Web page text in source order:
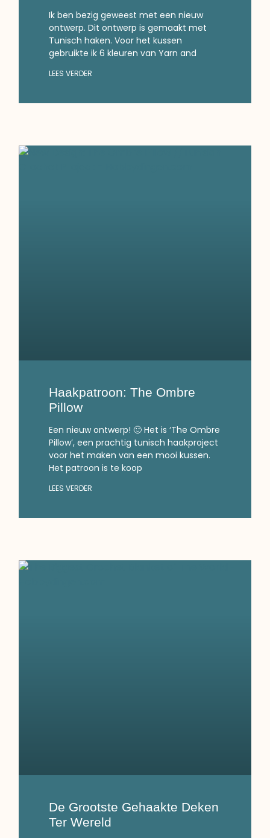
Ik ben bezig geweest met een nieuw
ontwerp. Dit ontwerp is gemaakt met
Tunisch haken. Voor het kussen
gebruikte ik 6 kleuren van Yarn and
LEES VERDER
Haakpatroon: The Ombre
Pillow
Een nieuw ontwerp! 🙂 Het is ‘The Ombre
Pillow’, een prachtig tunisch haakproject
voor het maken van een mooi kussen.
Het patroon is te koop
LEES VERDER
De Grootste Gehaakte Deken
Ter Wereld